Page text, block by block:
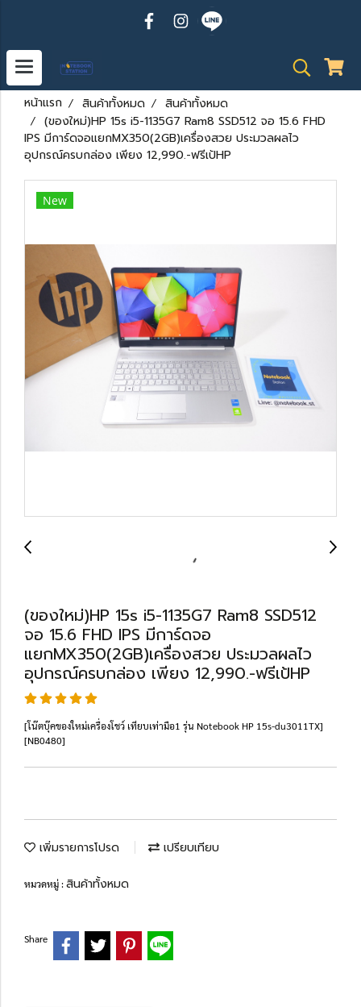
หน้าแรก สินค้าทั้งหมด
สินค้าทั้งหมด
(ของใหม่)HP 15s i5-1135G7 Ram8 SSD512 จอ 15.6 FHD
IPS มีการ์ดจอแยกMX350(2GB)เครื่องสวย ประมวลผลไว
อุปกรณ์ครบกล่อง เพียง 12,990.-ฟรีเป้HP
New
(ของใหม่)HP 15s i5-1135G7 Ram8 SSD512
จอ 15.6 FHD IPS มีการ์ดจอ
แยกMX350(2GB)เครื่องสวย ประมวลผลไว
อุปกรณ์ครบกล่อง เพียง 12,990.-ฟรีเป้HP
[โน๊ตบุ๊คของใหม่เครื่องโชว์ เทียบเท่ามือ1 รุ่น Notebook HP 15s-du3011TX]
[NB0480]
เพิ่มรายการโปรด เปรียบเทียบ
หมวดหมู่ :สินค้าทั้งหมด
Share